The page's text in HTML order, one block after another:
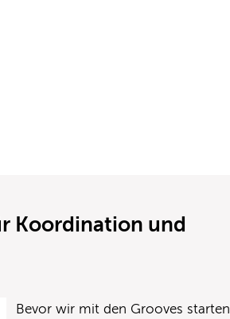
Koordination und
Bevor wir mit den Grooves starten,